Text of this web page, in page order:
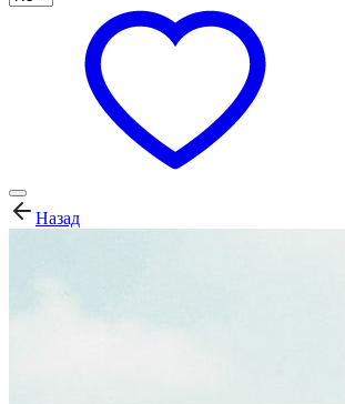
Назад